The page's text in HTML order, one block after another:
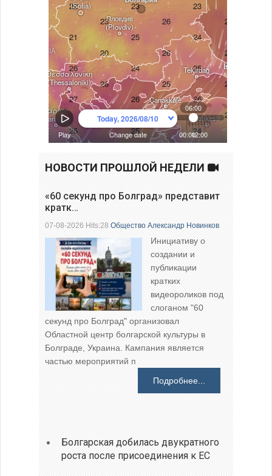
НОВОСТИ ПРОШЛОЙ НЕДЕЛИ
«60 секунд про Болград» представит
кратк…
07-08-2026 Hits:28Общество Александр Новинков
Инициативу о
создании и
публикации
кратких
видеороликов под
слоганом "60
секунд про Болград" организовал
Областной центр болгарской культуры в
Болграде, Украина. Кампания является
частью мероприятий п
Подробнее...
Болгарская добилась двукратного
роста после присоединения к ЕС